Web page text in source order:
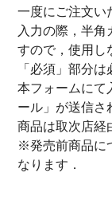
一度にご注文い
入力の際，半角
すので，使用し
「必須」部分
本フォームにて
ール」が送信さ
商品は取次店経
※発売前商品に
なります．